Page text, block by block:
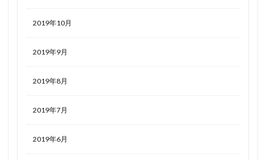
2019年10月
2019年9月
2019年8月
2019年7月
2019年6月